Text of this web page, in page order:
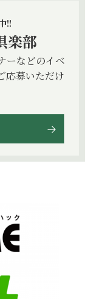
!!
楽部
ーなどのイベ
応募いただけ